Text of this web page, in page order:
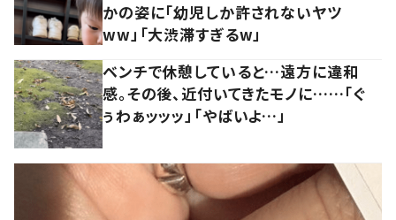
かの姿に「幼児しか許されないヤツ
ww」「大渋滞すぎるw」
ベンチで休憩していると…遠方に違和
感。その後、近付いてきたモノに……「ぐ
ぅわぁッッッ」「やばいよ…」